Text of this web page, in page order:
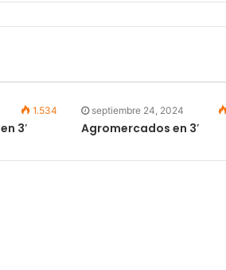
1.534
3′
septiembre 24, 2024
Agromercados en 3′